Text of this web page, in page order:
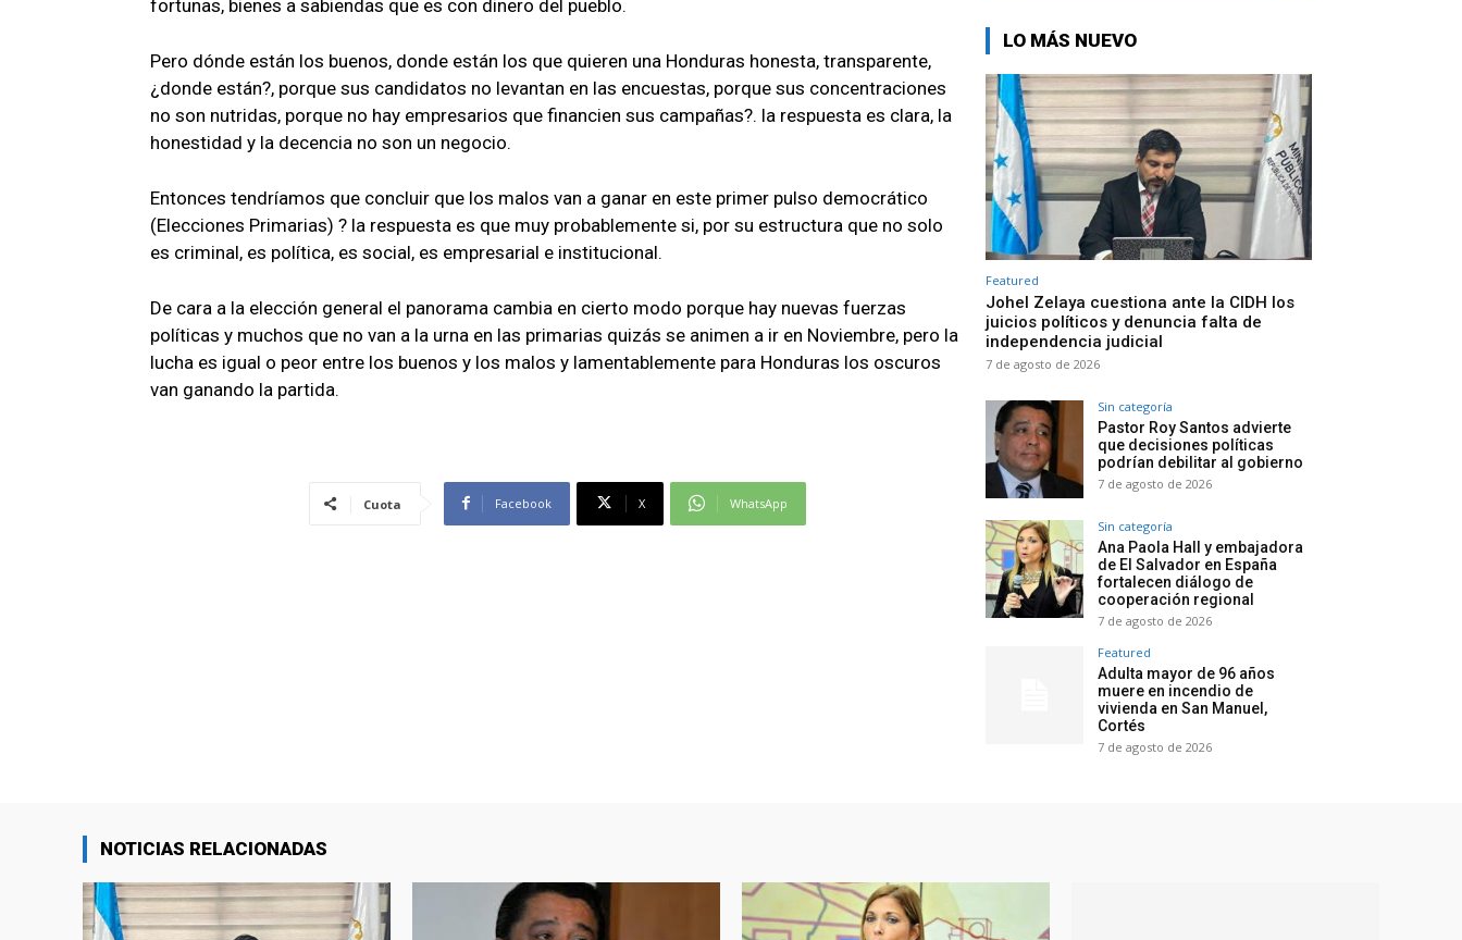
fortunas, bienes a sabiendas que es con dinero del pueblo.
Pero dónde están los buenos, donde están los que quieren una Honduras honesta, transparente,
¿donde están?, porque sus candidatos no levantan en las encuestas, porque sus concentraciones
no son nutridas, porque no hay empresarios que financien sus campañas?. la respuesta es clara, la
honestidad y la decencia no son un negocio.
Entonces tendríamos que concluir que los malos van a ganar en este primer pulso democrático
(Elecciones Primarias) ? la respuesta es que muy probablemente si, por su estructura que no solo
es criminal, es política, es social, es empresarial e institucional.
De cara a la elección general el panorama cambia en cierto modo porque hay nuevas fuerzas
políticas y muchos que no van a la urna en las primarias quizás se animen a ir en Noviembre, pero la
lucha es igual o peor entre los buenos y los malos y lamentablemente para Honduras los oscuros
van ganando la partida.
Cuota Facebook X WhatsApp
LO MÁS NUEVO
Featured
Johel Zelaya cuestiona ante la CIDH los
juicios políticos y denuncia falta de
independencia judicial
7 de agosto de 2026
Sin categoría
Pastor Roy Santos advierte
que decisiones políticas
podrían debilitar al gobierno
7 de agosto de 2026
Sin categoría
Ana Paola Hall y embajadora
de El Salvador en España
fortalecen diálogo de
cooperación regional
7 de agosto de 2026
Featured
Adulta mayor de 96 años
muere en incendio de
vivienda en San Manuel,
Cortés
7 de agosto de 2026
NOTICIAS RELACIONADAS